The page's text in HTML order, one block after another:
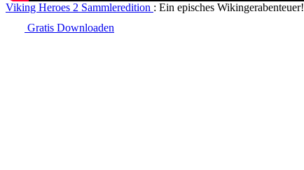
Viking Heroes 2 Sammleredition : Ein episches Wikingerabenteuer!
Gratis Downloaden